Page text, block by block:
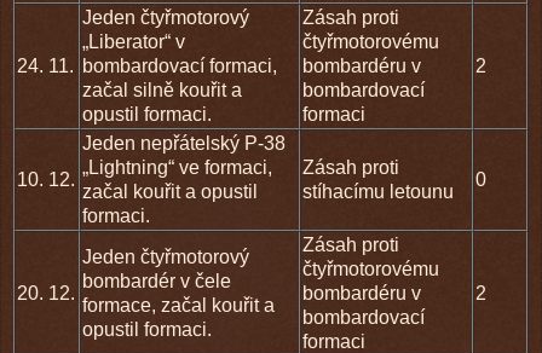
24. 11.
Jeden čtyřmotorový
„Liberator“ v
bombardovací formaci,
začal silně kouřit a
opustil formaci.
Zásah proti
čtyřmotorovému
bombardéru v
bombardovací
formaci
2
10. 12.
Jeden nepřátelský P-38
„Lightning“ ve formaci,
začal kouřit a opustil
formaci.
Zásah proti
stíhacímu letounu
0
20. 12.
Jeden čtyřmotorový
bombardér v čele
formace, začal kouřit a
opustil formaci.
Zásah proti
čtyřmotorovému
bombardéru v
bombardovací
formaci
2